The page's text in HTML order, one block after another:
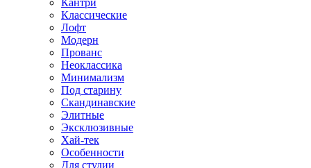
Кантри
Классические
Лофт
Модерн
Прованс
Неоклассика
Минимализм
Под старину
Скандинавские
Элитные
Эксклюзивные
Хай-тек
Особенности
Для студии